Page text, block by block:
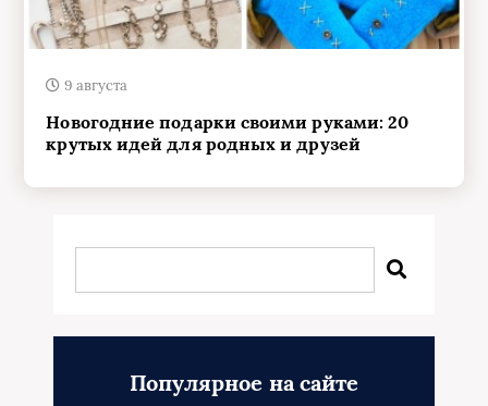
9 августа
Новогодние подарки своими руками: 20
крутых идей для родных и друзей
Популярное на сайте